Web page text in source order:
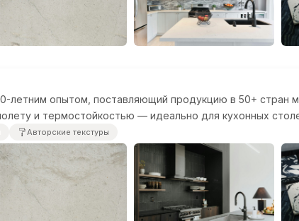
летним опытом, поставляющий продукцию в 50+ стран
и термостойкостью — идеально для кухонных
Авторские текстуры